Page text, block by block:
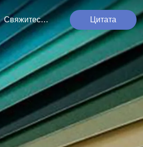
Свяжитесь С Нами Цитата